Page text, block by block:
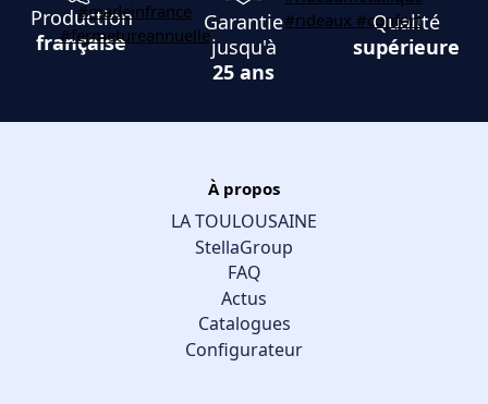
Production
française
Garantie
jusqu'à
25 ans
Qualité
supérieure
À propos
LA TOULOUSAINE
StellaGroup
FAQ
Actus
Catalogues
Configurateur